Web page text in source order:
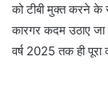
को टीबी मुक्त करने के
कारगर कदम उठाए जा
वर्ष 2025 तक ही पूरा